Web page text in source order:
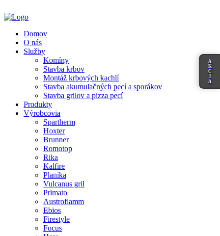
Domov
O nás
Služby
Komíny
Stavba krbov
Montáž krbových kachlí
Stavba akumulačných pecí a sporákov
Stavba grilov a pizza pecí
Produkty
Výrobcovia
Spartherm
Hoxter
Brunner
Romotop
Rika
Kalfire
Planika
Vulcanus gril
Primato
Austroflamm
Ebios
Firestyle
Focus
A
K
C
I
A